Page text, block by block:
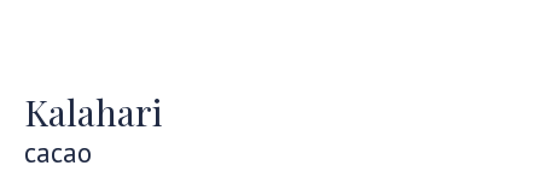
Kalahari
cacao